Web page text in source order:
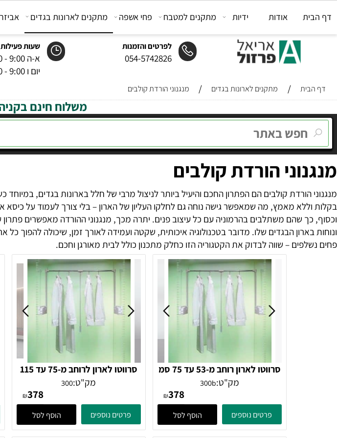
לפרטים והזמנות
054-5742826
שעות פעילות
א-ה 9:00 - 17:00 |
יום ו 9:00 - 13:00
אודות ידיות מתקנים למטבח פחי אשפה מתקנים לארונות בגדים אביזרי
/ מתקנים לארונות בגדים / מנגנוני הורדת קולבים
משלוח חינם בקניה מעל
הורדת קולבים
הורדת קולבים הם הפתרון החכם והיעיל ביותר לניצול מרבי של חלל בארונות בגדים, במיוחד
מאמץ, מה שמאפשר גישה נוחה גם לחלקו העליון של הארון – בלי צורך לעמוד על כיסא או
שהם משתלבים בהרמוניה עם כל עיצוב פנים. יתרה מכך, מנגנוני ההורדה מאפשרים פתרון
הבגדים שלו. מדובר בטכנולוגיה איכותית, שקטה ועמידה לאורך זמן, שיכולה להפוך כל
– שווה לבדוק את הקטגוריה הזו כחלק מתכנון כולל לבית מאורגן וחכם.
סרווטו לארון רוחב מ-53 עד 75 סמ
₪378
פרטים נוספים הוסף לסל
₪378
פרטים נוספים הוסף לסל